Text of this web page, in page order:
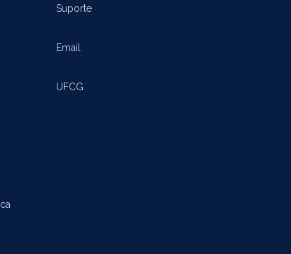
Suporte
Email
UFCG